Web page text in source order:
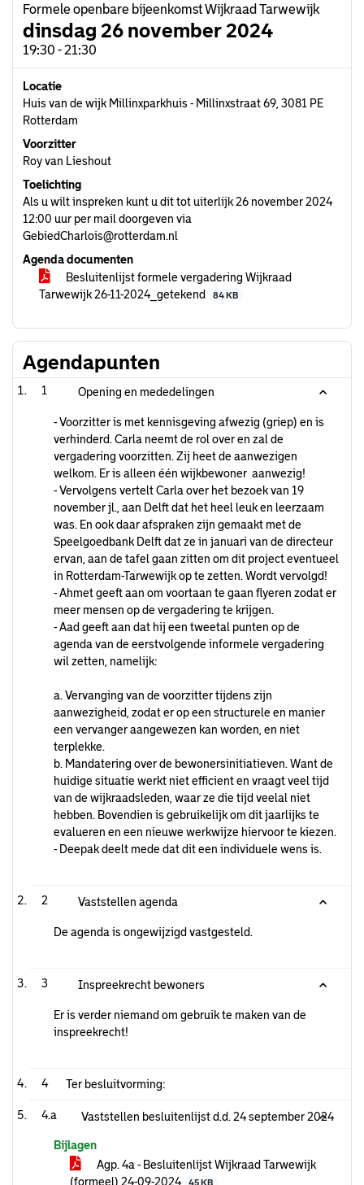
Formele openbare bijeenkomst Wijkraad Tarwewijk
dinsdag 26 november 2024
19:30 - 21:30
Locatie
Huis van de wijk Millinxparkhuis - Millinxstraat 69, 3081 PE
Rotterdam
Voorzitter
Roy van Lieshout
Toelichting
Als u wilt inspreken kunt u dit tot uiterlijk 26 november 2024
12:00 uur per mail doorgeven via
GebiedCharlois@rotterdam.nl
Agenda documenten
Besluitenlijst formele vergadering Wijkraad
Tarwewijk 26-11-2024_getekend
84 KB
Agendapunten
1 Opening en mededelingen
- Voorzitter is met kennisgeving afwezig (griep) en is
verhinderd. Carla neemt de rol over en zal de
vergadering voorzitten. Zij heet de aanwezigen
welkom. Er is alleen één wijkbewoner aanwezig!
- Vervolgens vertelt Carla over het bezoek van 19
november jl., aan Delft dat het heel leuk en leerzaam
was. En ook daar afspraken zijn gemaakt met de
Speelgoedbank Delft dat ze in januari van de directeur
ervan, aan de tafel gaan zitten om dit project eventueel
in Rotterdam-Tarwewijk op te zetten. Wordt vervolgd!
- Ahmet geeft aan om voortaan te gaan flyeren zodat er
meer mensen op de vergadering te krijgen.
- Aad geeft aan dat hij een tweetal punten op de
agenda van de eerstvolgende informele vergadering
wil zetten, namelijk:
a. Vervanging van de voorzitter tijdens zijn
aanwezigheid, zodat er op een structurele en manier
een vervanger aangewezen kan worden, en niet
terplekke.
b. Mandatering over de bewonersinitiatieven. Want de
huidige situatie werkt niet efficient en vraagt veel tijd
van de wijkraadsleden, waar ze die tijd veelal niet
hebben. Bovendien is gebruikelijk om dit jaarlijks te
evalueren en een nieuwe werkwijze hiervoor te kiezen.
- Deepak deelt mede dat dit een individuele wens is.
2 Vaststellen agenda
De agenda is ongewijzigd vastgesteld.
3 Inspreekrecht bewoners
Er is verder niemand om gebruik te maken van de
inspreekrecht!
4 Ter besluitvorming:
4.a Vaststellen besluitenlijst d.d. 24 september 2024
Bijlagen
Agp. 4a - Besluitenlijst Wijkraad Tarwewijk
(formeel) 24-09-2024
45 KB